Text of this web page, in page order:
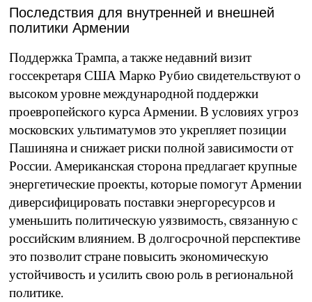
Последствия для внутренней и внешней
политики Армении
Поддержка Трампа, а также недавний визит
госсекретаря США Марко Рубио свидетельствуют о
высоком уровне международной поддержки
проевропейского курса Армении. В условиях угроз
московских ультиматумов это укрепляет позиции
Пашиняна и снижает риски полной зависимости от
России. Американская сторона предлагает крупные
энергетические проекты, которые помогут Армении
диверсифицировать поставки энергоресурсов и
уменьшить политическую уязвимость, связанную с
российским влиянием. В долгосрочной перспективе
это позволит стране повысить экономическую
устойчивость и усилить свою роль в региональной
политике.